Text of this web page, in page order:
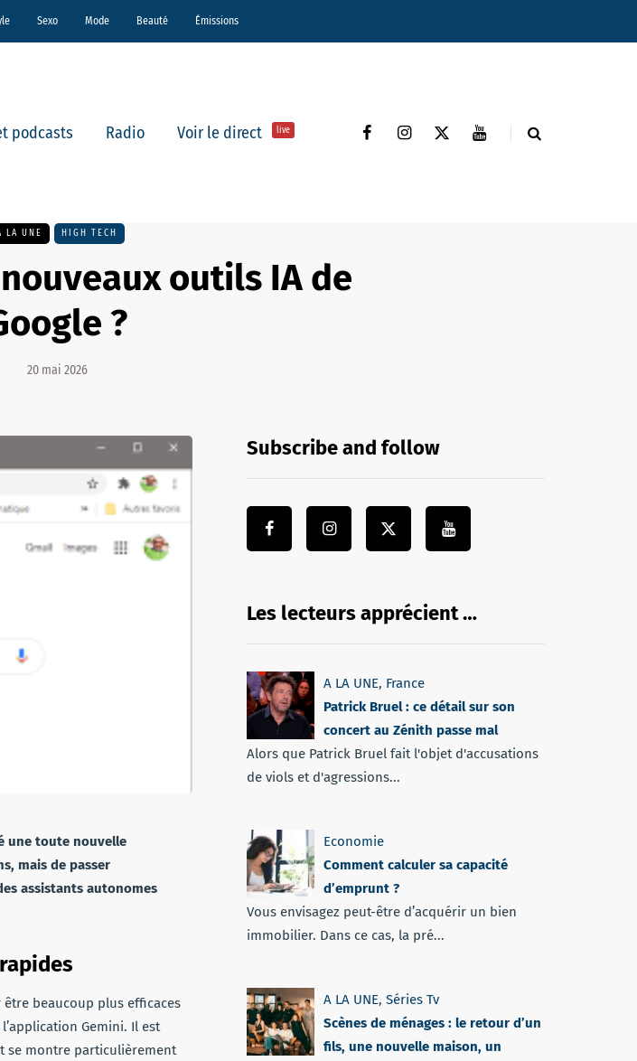
Sexo Mode Beauté Émissions
podcasts Radio Voir le direct live
LA UNE HIGH TECH
outils IA de
?
20 mai 2026
une toute nouvelle
mais de passer
assistants autonomes
beaucoup plus efficaces
Gemini. Il est
se montre particulièrement
Subscribe and follow
Les lecteurs apprécient …
A LA UNE, France
Patrick Bruel : ce détail sur son
concert au Zénith passe mal
Alors que Patrick Bruel fait l'objet d'accusations
de viols et d'agressions...
Economie
Comment calculer sa capacité
d’emprunt ?
Vous envisagez peut-être d’acquérir un bien
immobilier. Dans ce cas, la pré...
A LA UNE, Séries Tv
Scènes de ménages : le retour d’un
fils, une nouvelle maison, un